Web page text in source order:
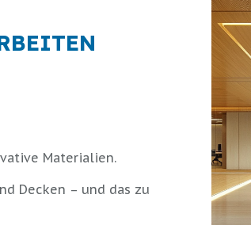
Materialien.
Decken – und das zu